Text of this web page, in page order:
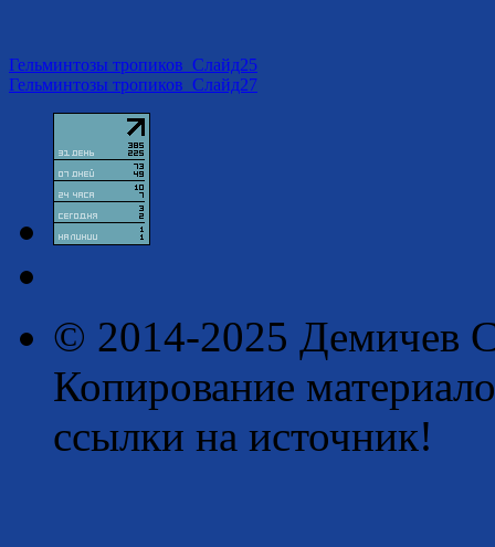
Гельминтозы тропиков_Слайд25
Гельминтозы тропиков_Слайд27
© 2014-2025 Демичев
Копирование
ссылки на источник!